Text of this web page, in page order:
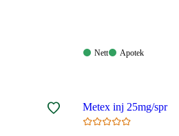
Nett:
Nett
Apotek:
Apotek
Metex inj 25mg/spr